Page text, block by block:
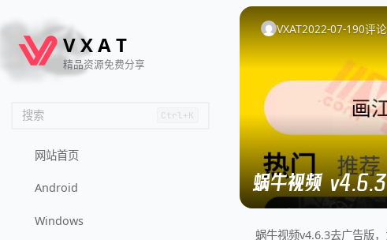
🙌
🐟
🏖️
VXA T
精品资源免费分享
搜索 Ctrl+K
网站首页
Android
Windows
VXAT2022-07-190评论
蜗牛视频
蜗牛视频v4.6.3去广告版